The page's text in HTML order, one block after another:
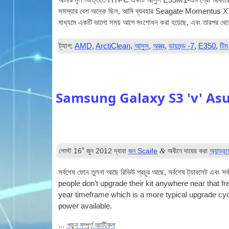
সমস্যার বেশ অনেক ছিল, আমি ব্যবহার Seagate Momentus XT
মাধ্যমে একটি ভালো সময় আগে সংশোধন করা হয়েছে, এবং তারপর
ট্যাগ: AMD,ArctiClean,আসুস,অস্ত্র,ডায়মন্ড -7, E350,টিম
Samsung Galaxy S3 'v'
পোস্ট 16ম জুন 2012 দ্বারাজন Scaife & অধীনে দায়ের করা
সর্বশেষ ফোন তুলনা আছে রিভিউ প্রচুর আছে, সর্বশেষ ট্যাবলেট এবং
people don’t upgrade their kit any­where near that
year time­frame which is a more typ­ic­al upgrade
power available.
... পড়ুন সম্পূর্ণ আর্টিকেল